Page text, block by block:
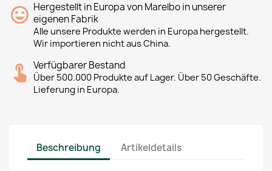
Hergestellt in Europa von Marelbo in unserer
eigenen Fabrik
Alle unsere Produkte werden in Europa hergestellt.
Wir importieren nicht aus China.
Verfügbarer Bestand
Über 500.000 Produkte auf Lager. Über 50 Geschäfte.
Lieferung in Europa.
Beschreibung Artikeldetails